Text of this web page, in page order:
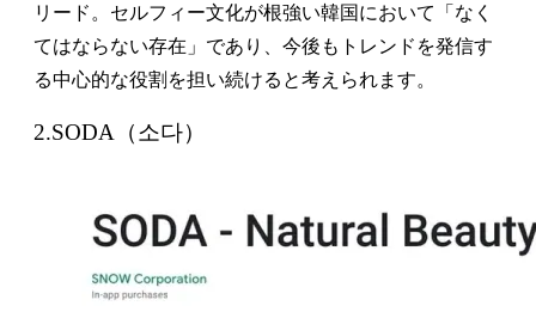
リード。セルフィー文化が根強い韓国において「なく
てはならない存在」であり、今後もトレンドを発信す
る中心的な役割を担い続けると考えられます。
2.SODA（소다）